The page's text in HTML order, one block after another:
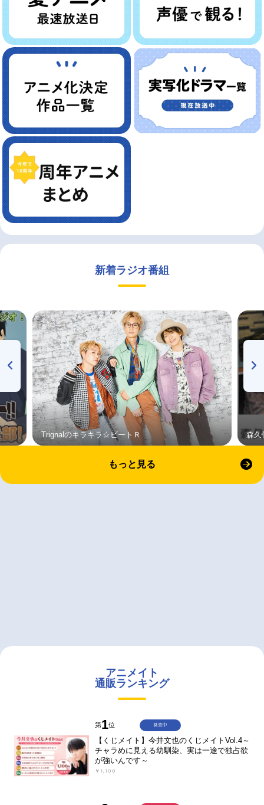
新着ラジオ番組
Trignalのキラキラ☆ビートＲ 森久
もっと見る
アニメイト
通販ランキング
第1位
【くじメイト】今井文也のくじメイトVol.4～
チャラめに見える幼馴染、実は一途で独占欲
が強いんです～
￥1,100
発売中